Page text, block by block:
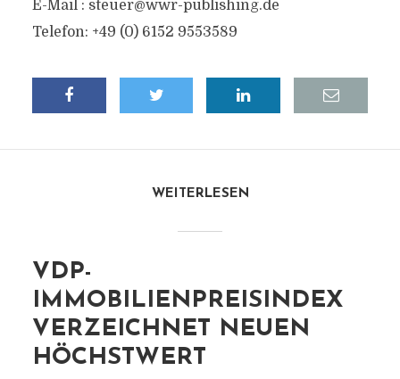
E-Mail : steuer@wwr-publishing.de
Telefon: +49 (0) 6152 9553589
WEITERLESEN
VDP-
IMMOBILIENPREISINDEX
VERZEICHNET NEUEN
HÖCHSTWERT